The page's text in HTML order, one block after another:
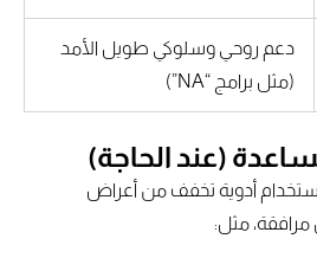
دعم روحي وسلوكي طويل الأمد
(مثل برامج “NA”)
(عند الحاجة)
أدوية تخفف من أعراض
مثل: